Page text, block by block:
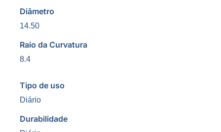
Diâmetro
14.50
Raio da Curvatura
8.4
Tipo de uso
Diário
Durabilidade